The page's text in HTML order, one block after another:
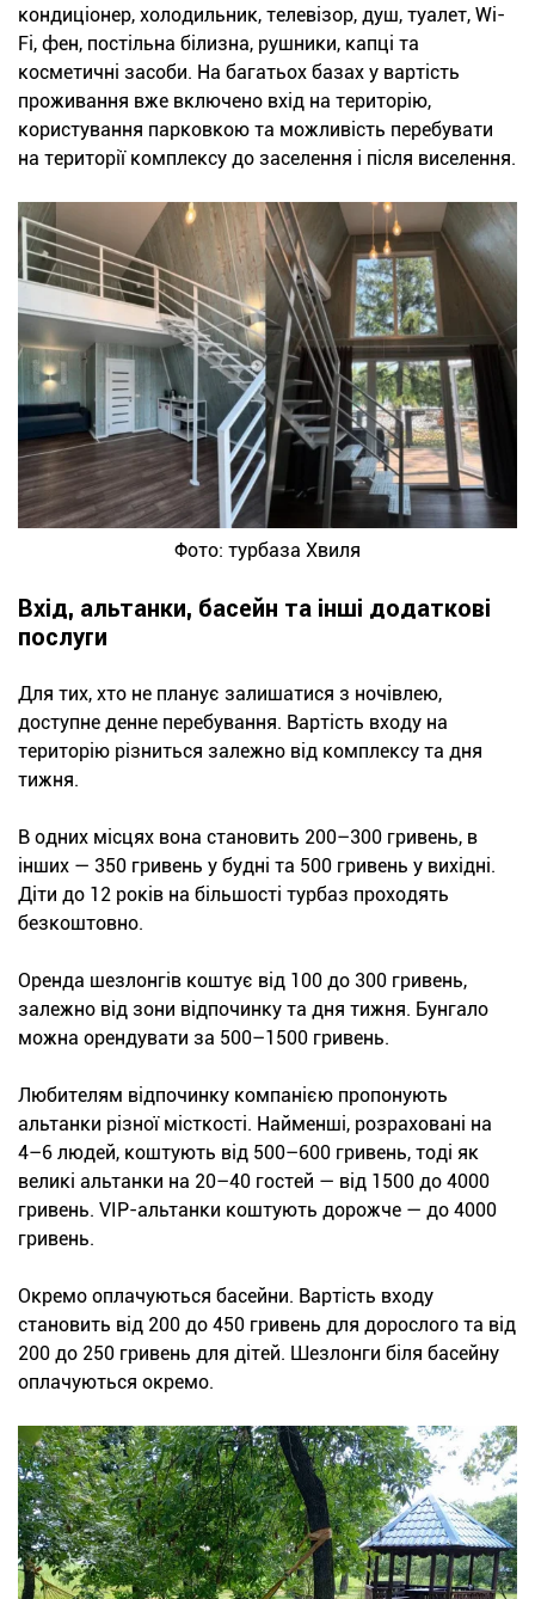
кондиціонер, холодильник, телевізор, душ, туалет, Wi-
Fi, фен, постільна білизна, рушники, капці та
косметичні засоби. На багатьох базах у вартість
проживання вже включено вхід на територію,
користування парковкою та можливість перебувати
на території комплексу до заселення і після виселення.
Фото: турбаза Хвиля
Вхід, альтанки, басейн та інші додаткові
послуги
Для тих, хто не планує залишатися з ночівлею,
доступне денне перебування. Вартість входу на
територію різниться залежно від комплексу та дня
тижня.
В одних місцях вона становить 200–300 гривень, в
інших — 350 гривень у будні та 500 гривень у вихідні.
Діти до 12 років на більшості турбаз проходять
безкоштовно.
Оренда шезлонгів коштує від 100 до 300 гривень,
залежно від зони відпочинку та дня тижня. Бунгало
можна орендувати за 500–1500 гривень.
Любителям відпочинку компанією пропонують
альтанки різної місткості. Найменші, розраховані на
4–6 людей, коштують від 500–600 гривень, тоді як
великі альтанки на 20–40 гостей — від 1500 до 4000
гривень. VIP-альтанки коштують дорожче — до 4000
гривень.
Окремо оплачуються басейни. Вартість входу
становить від 200 до 450 гривень для дорослого та від
200 до 250 гривень для дітей. Шезлонги біля басейну
оплачуються окремо.